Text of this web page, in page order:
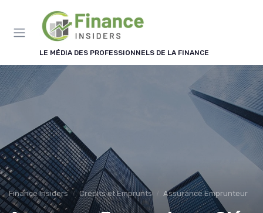
LE MÉDIA DES PROFESSIONNELS DE LA FINANCE
Finance Insiders Crédits et Emprunts Assurance Emprunteur